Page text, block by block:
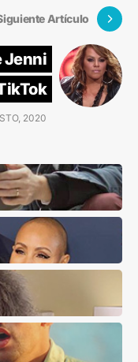
Artículo
Jenni
2020